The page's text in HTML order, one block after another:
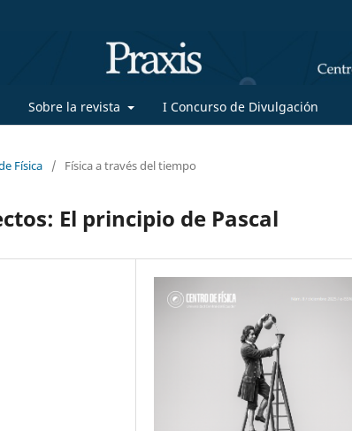
Sobre la revista I Concurso de Divulgación
Física / Física a través del tiempo
El principio de Pascal